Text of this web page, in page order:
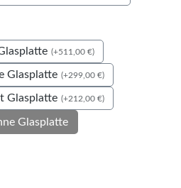
(+511,00 €)
Glasplatte (+299,00 €)
Glasplatte (+212,00 €)
Glasplatte